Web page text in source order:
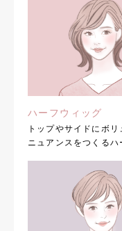
ハーフウィッグ
トップやサイドにボリ
ニュアンスをつくるハ